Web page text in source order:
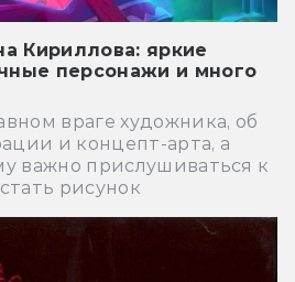
Кириллова: яркие
персонажи и много
враге художника, об
и концепт-арта, а
важно прислушиваться к
рисунок